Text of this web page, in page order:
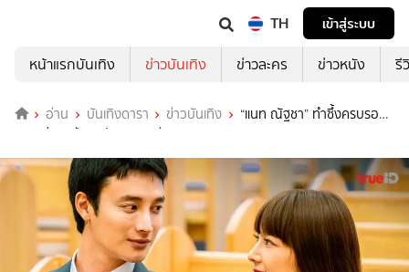
TH
เข้าสู่ระบบ
หน้าแรกบันเทิง
ข่าวบันเทิง ข่าวละคร ข่าวหนัง รี
อ่าน บันเทิงดารา ข่าวบันเทิง
“แนท ณัฐชา” ทำซึ้งครบรอบ
งานแต่ง 6 ปีบอกรักคุณสามี